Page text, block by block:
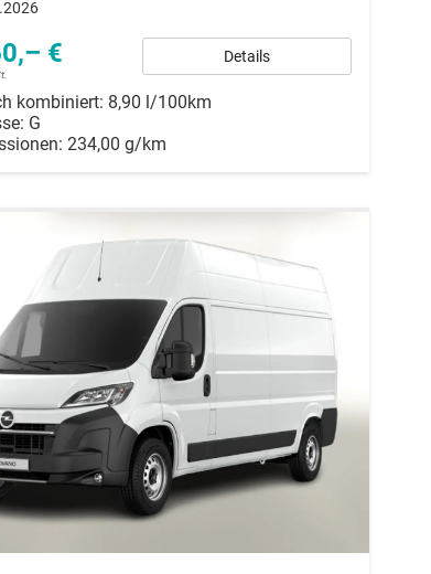
€ Details
kombiniert: 8,90 l/100km
G
234,00 g/km